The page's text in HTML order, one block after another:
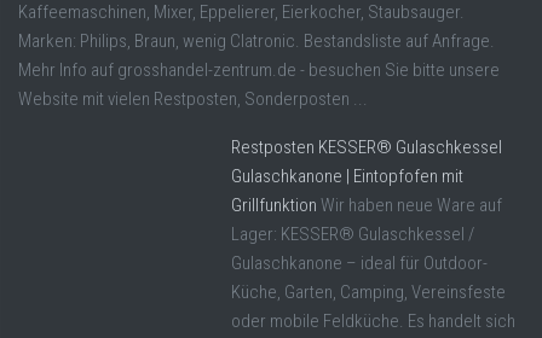
Kaffeemaschinen, Mixer, Eppelierer, Eierkocher, Staubsauger.
Marken: Philips, Braun, wenig Clatronic. Bestandsliste auf Anfrage.
Mehr Info auf grosshandel-zentrum.de - besuchen Sie bitte unsere
Website mit vielen Restposten, Sonderposten ...
Restposten KESSER® Gulaschkessel
Gulaschkanone | Eintopfofen mit
Grillfunktion Wir haben neue Ware auf
Lager: KESSER® Gulaschkessel /
Gulaschkanone – ideal für Outdoor-
Küche, Garten, Camping, Vereinsfeste
oder mobile Feldküche. Es handelt sich